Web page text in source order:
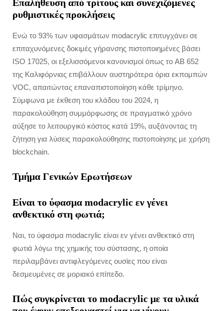
Επαλήθευση από τρίτους και συνεχιζόμενες
ρυθμιστικές προκλήσεις
Ενώ το 93% των υφασμάτων modacrylic επιτυγχάνει σε
επιταχυνόμενες δοκιμές γήρανσης πιστοποιημένες βάσει
ISO 17025, οι εξελισσόμενοι κανονισμοί όπως το AB 652
της Καλιφόρνιας επιβάλλουν αυστηρότερα όρια εκπομπών
VOC, απαιτώντας επαναπιστοποίηση κάθε τρίμηνο.
Σύμφωνα με έκθεση του κλάδου του 2024, η
παρακολούθηση συμμόρφωσης σε πραγματικό χρόνο
αύξησε το λειτουργικό κόστος κατά 19%, αυξάνοντας τη
ζήτηση για λύσεις παρακολούθησης πιστοποίησης με χρήση
blockchain.
Τμήμα Γενικών Ερωτήσεων
Είναι το ύφασμα modacrylic εν γένει
ανθεκτικό στη φωτιά;
Ναι, το ύφασμα modacrylic είναι εν γένει ανθεκτικό στη
φωτιά λόγω της χημικής του σύστασης, η οποία
περιλαμβάνει αντιφλεγόμενες ουσίες που είναι
δεσμευμένες σε μοριακό επίπεδο.
Πώς συγκρίνεται το modacrylic με τα υλικά